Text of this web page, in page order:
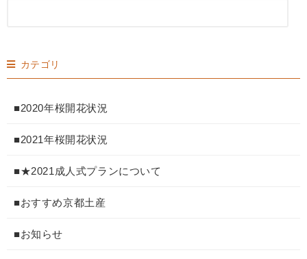
カテゴリ
■2020年桜開花状況
■2021年桜開花状況
■★2021成人式プランについて
■おすすめ京都土産
■お知らせ